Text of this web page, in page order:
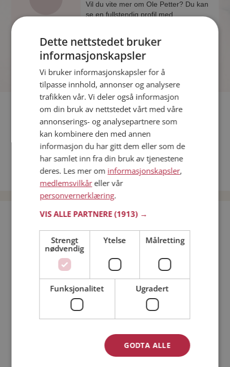
Vil du vite mer om Ole Petter? Du kan
se en fullstendig profil med
Fler single
Flere singlemenn fra Ås :Odd,Trucker71,
Kvinner fra Ås
Date kvinner i Norge
Date menn i Norge
Bli medlem gratis!
Jeg er en:
Dette nettstedet bruker
informasjonskapsler
Vi bruker informasjonskapsler for å
tilpasse innhold, annonser og analysere
trafikken vår. Vi deler også informasjon
om din bruk av nettstedet vårt med våre
annonserings- og analysepartnere som
kan kombinere den med annen
informasjon du har gitt dem eller som de
har samlet inn fra din bruk av tjenestene
deres. Les mer om informasjonskapsler,
medlemsvilkåreller vår
personvernerklæring.
VIS ALLE PARTNERE(1913) →
Strengt
nødvendig
Ytelse Målretting
Funksjonalitet Ugradert
GODTA ALLE